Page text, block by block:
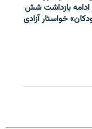
ادامه بازداشت شش
خواستار آزادی